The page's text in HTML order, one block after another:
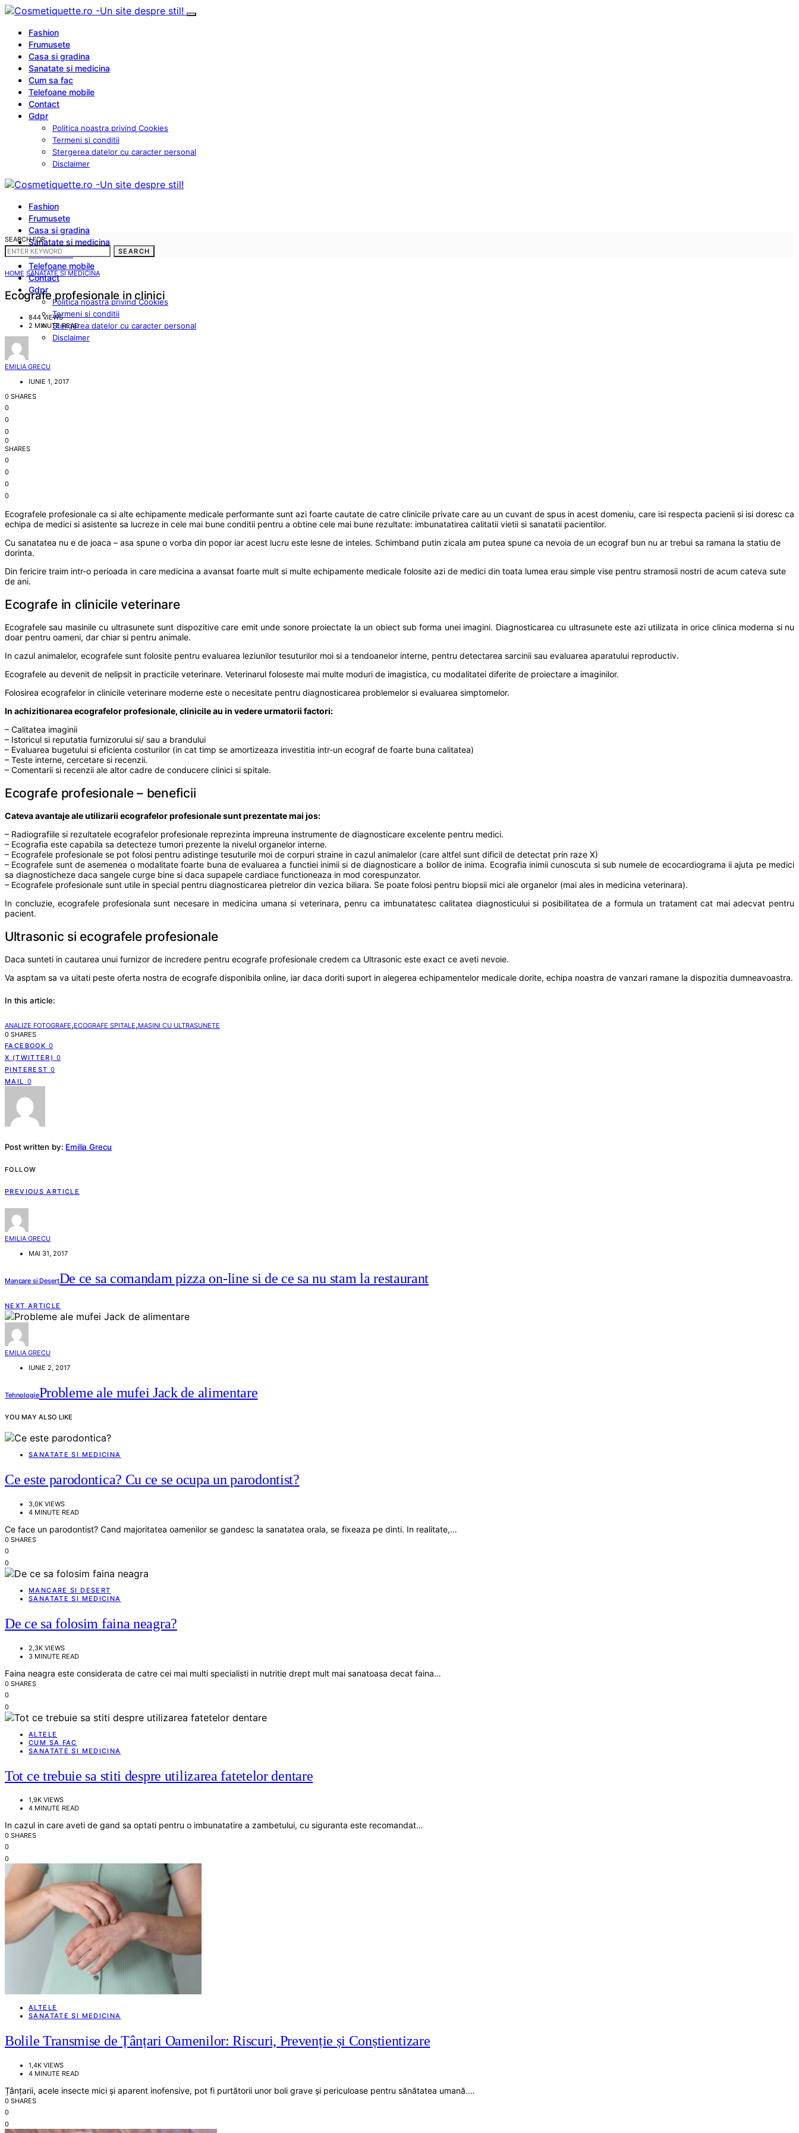
Fashion
Frumusete
Casa si gradina
Sanatate si medicina
Cum sa fac
Telefoane mobile
Contact
Gdpr
Politica noastra privind Cookies
Termeni si conditii
Stergerea datelor cu caracter personal
Disclaimer
Fashion
Frumusete
Casa si gradina
Sanatate si medicina
Cum sa fac
Telefoane mobile
Contact
Gdpr
Politica noastra privind Cookies
Termeni si conditii
Stergerea datelor cu caracter personal
Disclaimer
SEARCH FOR:
SEARCH
HOME SANATATE SI MEDICINA
Ecografe profesionale in clinici
844 VIEWS
2 MINUTE READ
EMILIA GRECU
IUNIE 1, 2017
0 SHARES
0
0
0
0
SHARES
0
0
0
0
Ecografele profesionale ca si alte echipamente medicale performante sunt azi foarte cautate de catre clinicile private care au un cuvant de spus in acest domeniu, care isi respecta pacienii si isi doresc ca
echipa de medici si asistente sa lucreze in cele mai bune conditii pentru a obtine cele mai bune rezultate: imbunatatirea calitatii vietii si sanatatii pacientilor.
Cu sanatatea nu e de joaca – asa spune o vorba din popor iar acest lucru este lesne de inteles. Schimband putin zicala am putea spune ca nevoia de un ecograf bun nu ar trebui sa ramana la statiu de
dorinta.
Din fericire traim intr-o perioada in care medicina a avansat foarte mult si multe echipamente medicale folosite azi de medici din toata lumea erau simple vise pentru stramosii nostri de acum cateva sute
de ani.
Ecografe in clinicile veterinare
Ecografele sau masinile cu ultrasunete sunt dispozitive care emit unde sonore proiectate la un obiect sub forma unei imagini. Diagnosticarea cu ultrasunete este azi utilizata in orice clinica moderna si nu
doar pentru oameni, dar chiar si pentru animale.
In cazul animalelor, ecografele sunt folosite pentru evaluarea leziunilor tesuturilor moi si a tendoanelor interne, pentru detectarea sarcinii sau evaluarea aparatului reproductiv.
Ecografele au devenit de nelipsit in practicile veterinare. Veterinarul foloseste mai multe moduri de imagistica, cu modalitatei diferite de proiectare a imaginilor.
Folosirea ecografelor in clinicile veterinare moderne este o necesitate pentru diagnosticarea problemelor si evaluarea simptomelor.
In achizitionarea ecografelor profesionale, clinicile au in vedere urmatorii factori:
– Calitatea imaginii
– Istoricul si reputatia furnizorului si/ sau a brandului
– Evaluarea bugetului si eficienta costurilor (in cat timp se amortizeaza investitia intr-un ecograf de foarte buna calitatea)
– Teste interne, cercetare si recenzii.
– Comentarii si recenzii ale altor cadre de conducere clinici si spitale.
Ecografe profesionale – beneficii
Cateva avantaje ale utilizarii ecografelor profesionale sunt prezentate mai jos:
– Radiografiile si rezultatele ecografelor profesionale reprezinta impreuna instrumente de diagnosticare excelente pentru medici.
– Ecografia este capabila sa detecteze tumori prezente la nivelul organelor interne.
– Ecografele profesionale se pot folosi pentru adistinge tesuturile moi de corpuri straine in cazul animalelor (care altfel sunt dificil de detectat prin raze X)
– Ecografele sunt de asemenea o modalitate foarte buna de evaluarea a functiei inimii si de diagnosticare a bolilor de inima. Ecografia inimii cunoscuta si sub numele de ecocardiograma ii ajuta pe medici
sa diagnosticheze daca sangele curge bine si daca supapele cardiace functioneaza in mod corespunzator.
– Ecografele profesionale sunt utile in special pentru diagnosticarea pietrelor din vezica biliara. Se poate folosi pentru biopsii mici ale organelor (mai ales in medicina veterinara).
In concluzie, ecografele profesionala sunt necesare in medicina umana si veterinara, penru ca imbunatatesc calitatea diagnosticului si posibilitatea de a formula un tratament cat mai adecvat pentru
pacient.
Ultrasonic si ecografele profesionale
Daca sunteti in cautarea unui furnizor de incredere pentru ecografe profesionale credem ca Ultrasonic este exact ce aveti nevoie.
Va asptam sa va uitati peste oferta nostra de ecografe disponibila online, iar daca doriti suport in alegerea echipamentelor medicale dorite, echipa noastra de vanzari ramane la dispozitia dumneavoastra.
In this article:
ANALIZE FOTOGRAFE,ECOGRAFE SPITALE,MASINI CU ULTRASUNETE
0 SHARES
FACEBOOK 0
X (TWITTER) 0
PINTEREST 0
MAIL 0
Post written by: Emilia Grecu
FOLLOW
PREVIOUS ARTICLE
EMILIA GRECU
MAI 31, 2017
Mancare si DesertDe ce sa comandam pizza on-line si de ce sa nu stam la restaurant
NEXT ARTICLE
EMILIA GRECU
IUNIE 2, 2017
TehnologieProbleme ale mufei Jack de alimentare
YOU MAY ALSO LIKE
SANATATE SI MEDICINA
Ce este parodontica? Cu ce se ocupa un parodontist?
3,0K VIEWS
4 MINUTE READ
Ce face un parodontist? Cand majoritatea oamenilor se gandesc la sanatatea orala, se fixeaza pe dinti. In realitate,…
0 SHARES
0
0
MANCARE SI DESERT
SANATATE SI MEDICINA
De ce sa folosim faina neagra?
2,3K VIEWS
3 MINUTE READ
Faina neagra este considerata de catre cei mai multi specialisti in nutritie drept mult mai sanatoasa decat faina…
0 SHARES
0
0
ALTELE
CUM SA FAC
SANATATE SI MEDICINA
Tot ce trebuie sa stiti despre utilizarea fatetelor dentare
1,9K VIEWS
4 MINUTE READ
In cazul in care aveti de gand sa optati pentru o imbunatatire a zambetului, cu siguranta este recomandat…
0 SHARES
0
0
ALTELE
SANATATE SI MEDICINA
Bolile Transmise de Țânțari Oamenilor: Riscuri, Prevenție și Conștientizare
1,4K VIEWS
4 MINUTE READ
Țânțarii, acele insecte mici și aparent inofensive, pot fi purtătorii unor boli grave și periculoase pentru sănătatea umană.…
0 SHARES
0
0